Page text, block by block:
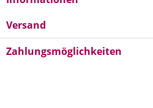
Versand
Zahlungsmöglichkeiten